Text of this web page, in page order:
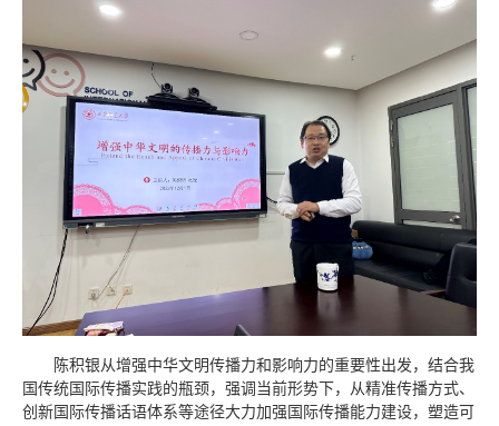
陈积银从增强中华文明传播力和影响力的重要性出发，结合我
国传统国际传播实践的瓶颈，强调当前形势下，从精准传播方式、
创新国际传播话语体系等途径大力加强国际传播能力建设，塑造可